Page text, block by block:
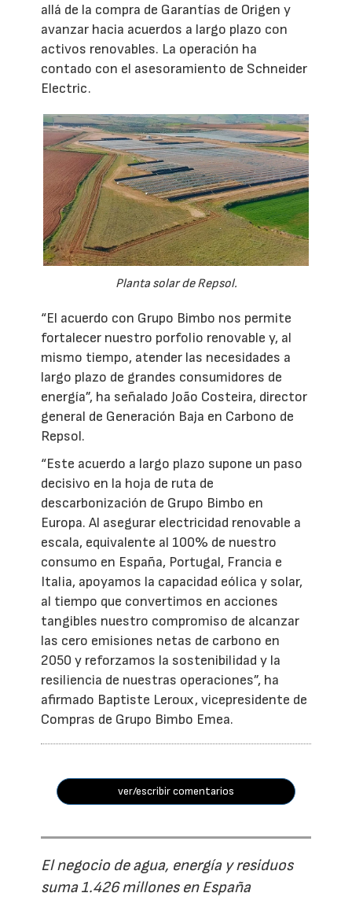
allá de la compra de Garantías de Origen y
avanzar hacia acuerdos a largo plazo con
activos renovables. La operación ha
contado con el asesoramiento de Schneider
Electric.
Planta solar de Repsol.
“El acuerdo con Grupo Bimbo nos permite
fortalecer nuestro porfolio renovable y, al
mismo tiempo, atender las necesidades a
largo plazo de grandes consumidores de
energía”, ha señalado João Costeira, director
general de Generación Baja en Carbono de
Repsol.
“Este acuerdo a largo plazo supone un paso
decisivo en la hoja de ruta de
descarbonización de Grupo Bimbo en
Europa. Al asegurar electricidad renovable a
escala, equivalente al 100% de nuestro
consumo en España, Portugal, Francia e
Italia, apoyamos la capacidad eólica y solar,
al tiempo que convertimos en acciones
tangibles nuestro compromiso de alcanzar
las cero emisiones netas de carbono en
2050 y reforzamos la sostenibilidad y la
resiliencia de nuestras operaciones”, ha
afirmado Baptiste Leroux, vicepresidente de
Compras de Grupo Bimbo Emea.
ver/escribir comentarios
El negocio de agua, energía y residuos
suma 1.426 millones en España